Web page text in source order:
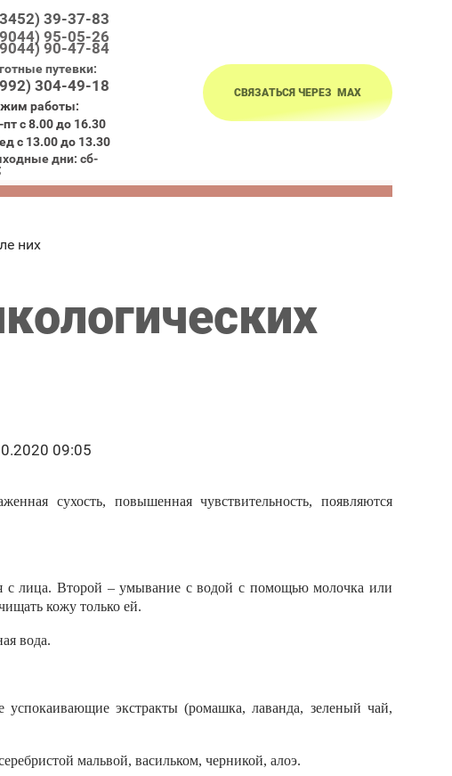
них
09:05
сухость, повышенная чувствительность, появляются
с лица. Второй –умывание с водой с помощью молочка или
кожу только ей.
вода.
успокаивающие экстракты (ромашка, лаванда, зеленый чай,
мальвой, васильком, черникой, алоэ.
39-37-83
95-05-26
90-47-84
путевки:
304-49-18
работы:
пт с 8.00 до 16.30
с 13.00 до 13.30
дни: сб-
СВЯЗАТЬСЯ ЧЕРЕЗ МАХ